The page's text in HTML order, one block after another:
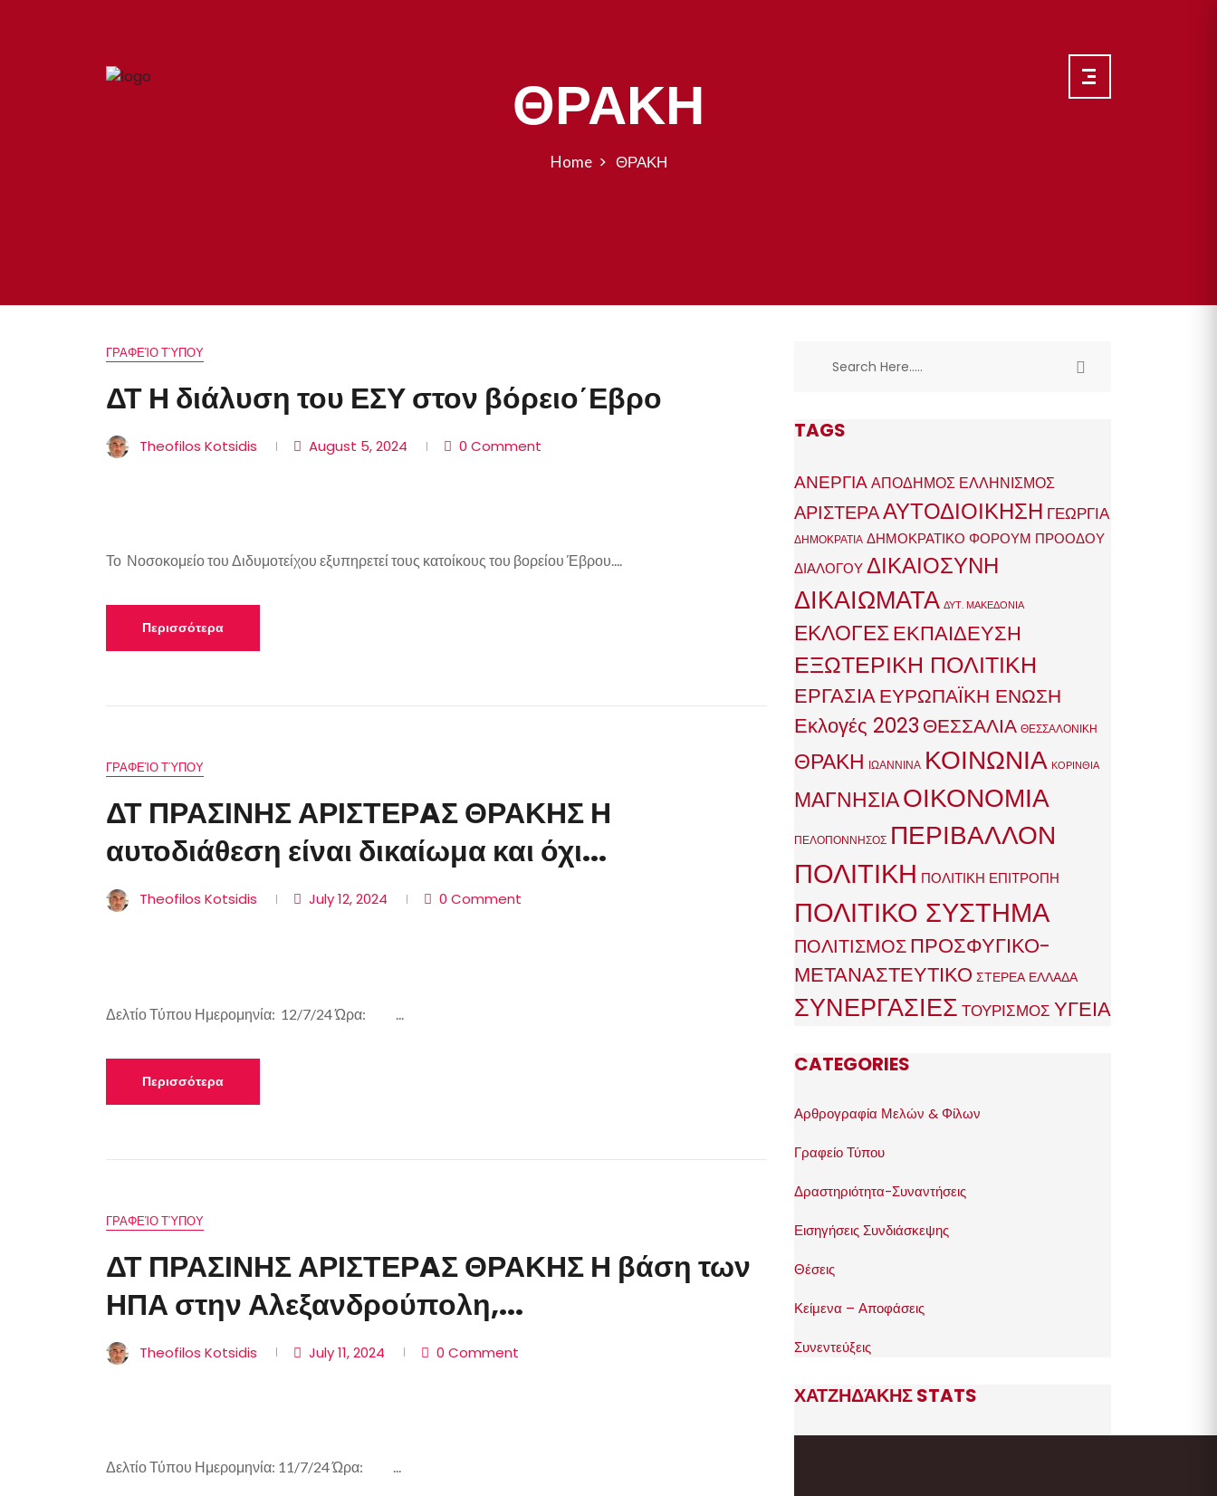
ΘΡΑΚΗ
Home ΘΡΑΚΗ
ΓΡΑΦΕΊΟ ΤΎΠΟΥ
ΔΤ Η διάλυση του ΕΣΥ στον βόρειο΄Εβρο
Theofilos Kotsidis August 5, 2024 0 Comment
Το Νοσοκομείο του Διδυμοτείχου εξυπηρετεί τους κατοίκους του βορείου Έβρου....
Περισσότερα
ΓΡΑΦΕΊΟ ΤΎΠΟΥ
ΔΤ ΠΡΑΣΙΝΗΣ ΑΡΙΣΤΕΡAΣ ΘΡΑΚΗΣ Η
αυτοδιάθεση είναι δικαίωμα και όχι...
Theofilos Kotsidis July 12, 2024 0 Comment
Δελτίο Τύπου Ημερομηνία: 12/7/24 Ώρα: ...
Περισσότερα
ΓΡΑΦΕΊΟ ΤΎΠΟΥ
ΔΤ ΠΡΑΣΙΝΗΣ ΑΡΙΣΤΕΡAΣ ΘΡΑΚΗΣ Η βάση των
ΗΠΑ στην Αλεξανδρούπολη,...
Theofilos Kotsidis July 11, 2024 0 Comment
Δελτίο Τύπου Ημερομηνία: 11/7/24 Ώρα: ...
TAGS
ΑΝΕΡΓΙΑΑΠΟΔΗΜΟΣ ΕΛΛΗΝΙΣΜΟΣ
ΑΡΙΣΤΕΡΑΑΥΤΟΔΙΟΙΚΗΣΗ ΓΕΩΡΓΙΑ
ΔΗΜΟΚΡΑΤΙΑ ΔΗΜΟΚΡΑΤΙΚΟ ΦΟΡΟΥΜ ΠΡΟΟΔΟΥ
ΔΙΑΛΟΓΟΥ ΔΙΚΑΙΟΣΥΝΗ
ΔΙΚΑΙΩΜΑΤΑ ΔΥΤ. ΜΑΚΕΔΟΝΙΑ
ΕΚΛΟΓΕΣΕΚΠΑΙΔΕΥΣΗ
ΕΞΩΤΕΡΙΚΗ ΠΟΛΙΤΙΚΗ
ΕΡΓΑΣΙΑΕΥΡΩΠΑΪΚΗ ΕΝΩΣΗ
Εκλογές 2023 ΘΕΣΣΑΛΙΑ ΘΕΣΣΑΛΟΝΙΚΗ
ΘΡΑΚΗ ΙΩΑΝΝΙΝΑ ΚΟΙΝΩΝΙΑ ΚΟΡΙΝΘΙΑ
ΜΑΓΝΗΣΙΑΟΙΚΟΝΟΜΙΑ
ΠΕΛΟΠΟΝΝΗΣΟΣ ΠΕΡΙΒΑΛΛΟΝ
ΠΟΛΙΤΙΚΗ ΠΟΛΙΤΙΚΗ ΕΠΙΤΡΟΠΗ
ΠΟΛΙΤΙΚΟ ΣΥΣΤΗΜΑ
ΠΟΛΙΤΙΣΜΟΣΠΡΟΣΦΥΓΙΚΟ-
ΜΕΤΑΝΑΣΤΕΥΤΙΚΟ ΣΤΕΡΕΑ ΕΛΛΑΔΑ
ΣΥΝΕΡΓΑΣΙΕΣ ΤΟΥΡΙΣΜΟΣ ΥΓΕΙΑ
CATEGORIES
Αρθρογραφία Μελών & Φίλων
Γραφείο Τύπου
Δραστηριότητα-Συναντήσεις
Εισηγήσεις Συνδιάσκεψης
Θέσεις
Κείμενα – Αποφάσεις
Συνεντεύξεις
ΧΑΤΖΗΔΆΚΗΣ STATS